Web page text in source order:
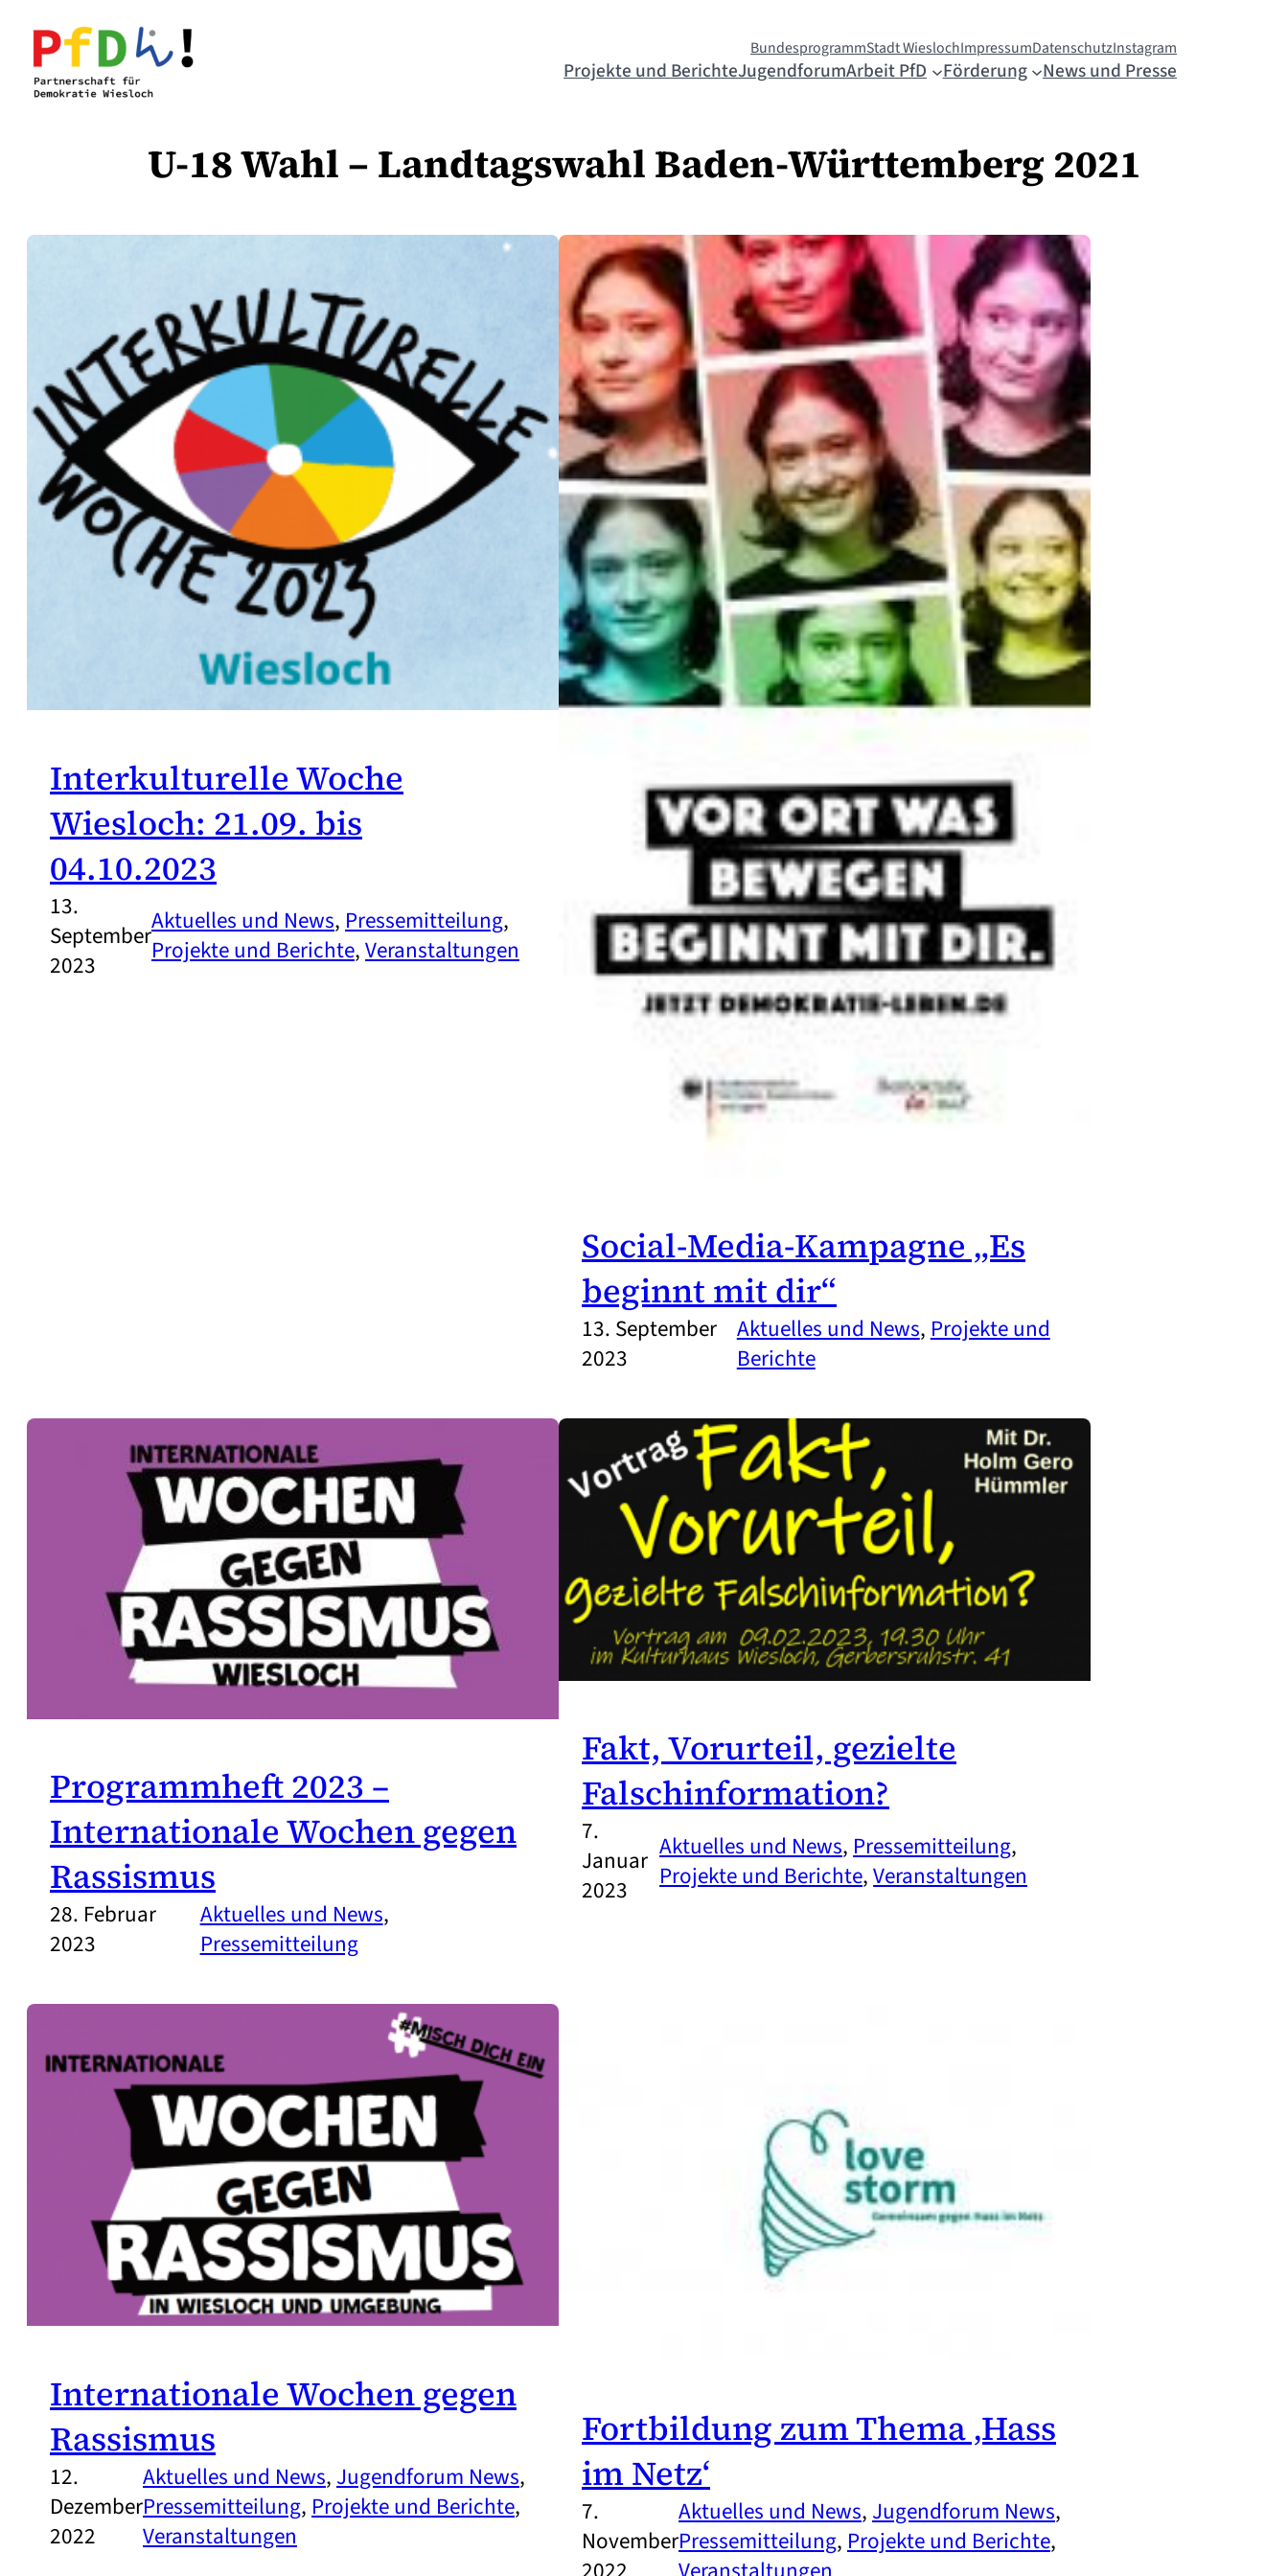
Zum
Inhalt
springen
BundesprogrammStadt WieslochImpressumDatenschutzInstagram
Projekte und BerichteJugendforumArbeit PfD Förderung News und Presse
U-18 Wahl – Landtagswahl Baden-Württemberg 2021
Interkulturelle Woche
Wiesloch: 21.09. bis
04.10.2023
13.
September
2023
Aktuelles und News, Pressemitteilung
Projekte und Berichte, Veranstaltungen
Social-Media-Kampagne „Es
beginnt mit dir“
13. September
2023
Aktuelles und News, Projekte und
Berichte
Programmheft 2023 –
Internationale Wochen gegen
Rassismus
28. Februar
2023
Aktuelles und News
Pressemitteilung
Fakt, Vorurteil, gezielte
Falschinformation?
7.
Januar
2023
Aktuelles und News, Pressemitteilung
Projekte und Berichte, Veranstaltungen
Internationale Wochen gegen
Rassismus
12.
Dezember
2022
Aktuelles und News, Jugendforum News
Pressemitteilung, Projekte und Berichte
Veranstaltungen
Fortbildung zum Thema ‚Hass
im Netz‘
7.
November
Aktuelles und News, Jugendforum News
Pressemitteilung, Projekte und Berichte